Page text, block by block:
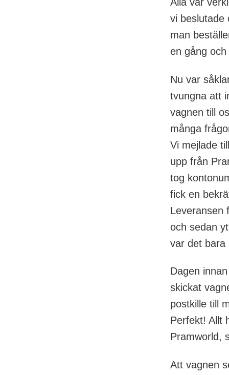
vi beslutade
man
en gång
Nu var
tvungna att
vagnen till
många
Vi mejlade
upp från
tog
fick en
Leveransen
och sedan
var det bara
Dagen
skickat
postkille till
Perfekt! Allt
Pramworld,
Att vagnen